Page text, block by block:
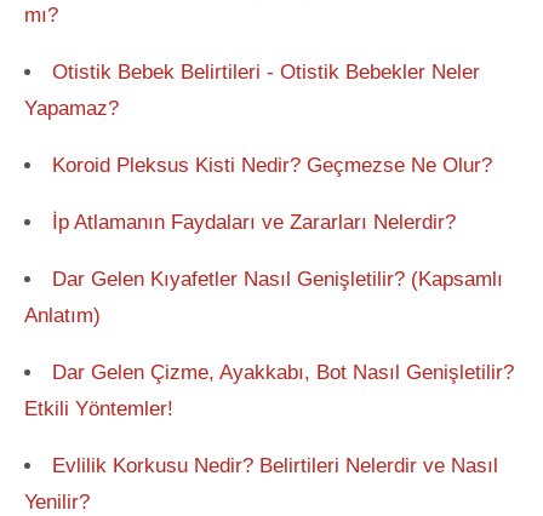
mı?
Otistik Bebek Belirtileri - Otistik Bebekler Neler
Yapamaz?
Koroid Pleksus Kisti Nedir? Geçmezse Ne Olur?
İp Atlamanın Faydaları ve Zararları Nelerdir?
Dar Gelen Kıyafetler Nasıl Genişletilir? (Kapsamlı
Anlatım)
Dar Gelen Çizme, Ayakkabı, Bot Nasıl Genişletilir?
Etkili Yöntemler!
Evlilik Korkusu Nedir? Belirtileri Nelerdir ve Nasıl
Yenilir?